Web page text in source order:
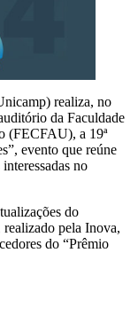
realiza, no
da Faculdade
(FECFAU), a 19ª
evento que reúne
no
do
realizado pela Inova,
do “Prêmio